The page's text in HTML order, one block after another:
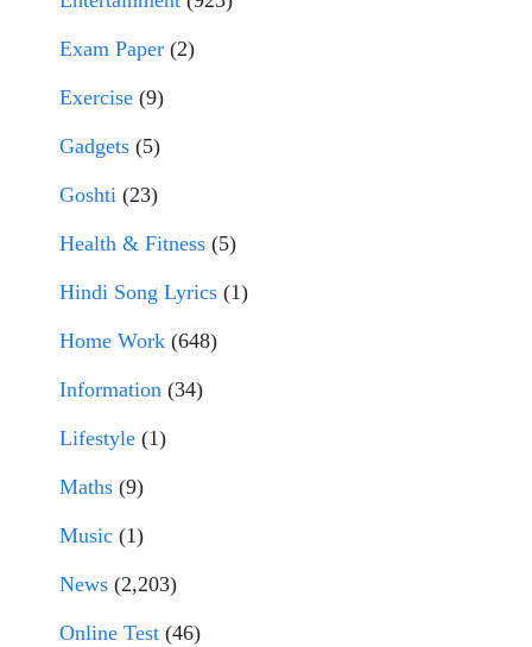
Exam Paper (2)
Exercise (9)
Gadgets (5)
Goshti (23)
Health & Fitness (5)
Hindi Song Lyrics (1)
Home Work (648)
Information (34)
Lifestyle (1)
Maths (9)
Music (1)
News (2,203)
Online Test (46)